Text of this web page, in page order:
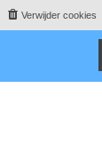
Verwijder cookies